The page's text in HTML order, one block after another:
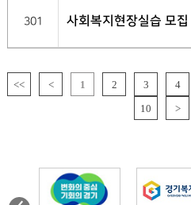
301 사회복지현장실습 모집
<< < 1 2 3 4
10
>